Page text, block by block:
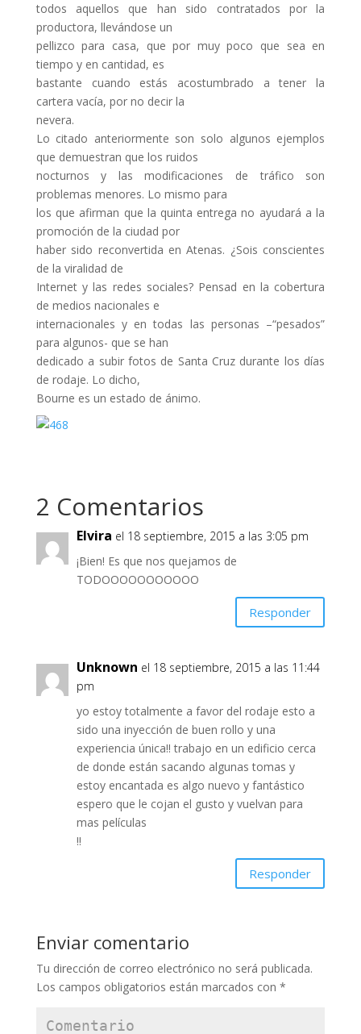
todos aquellos que han sido contratados por la
productora, llevándose un
pellizco para casa, que por muy poco que sea en
tiempo y en cantidad, es
bastante cuando estás acostumbrado a tener la
cartera vacía, por no decir la
nevera.
Lo citado anteriormente son solo algunos ejemplos
que demuestran que los ruidos
nocturnos y las modificaciones de tráfico son
problemas menores. Lo mismo para
los que afirman que la quinta entrega no ayudará a la
promoción de la ciudad por
haber sido reconvertida en Atenas. ¿Sois conscientes
de la viralidad de
Internet y las redes sociales? Pensad en la cobertura
de medios nacionales e
internacionales y en todas las personas –“pesados”
para algunos- que se han
dedicado a subir fotos de Santa Cruz durante los días
de rodaje. Lo dicho,
Bourne es un estado de ánimo.
2 Comentarios
Elvira el 18 septiembre, 2015 a las 3:05 pm
¡Bien! Es que nos quejamos de
TODOOOOOOOOOOO
Responder
Unknown el 18 septiembre, 2015 a las 11:44
pm
yo estoy totalmente a favor del rodaje esto a
sido una inyección de buen rollo y una
experiencia única!! trabajo en un edificio cerca
de donde están sacando algunas tomas y
estoy encantada es algo nuevo y fantástico
espero que le cojan el gusto y vuelvan para
mas películas
!!
Responder
Enviar comentario
Tu dirección de correo electrónico no será publicada.
Los campos obligatorios están marcados con *